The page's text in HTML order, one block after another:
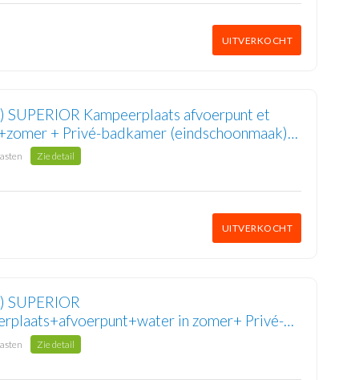
UITVERKOCHT
SUPERIOR Kampeerplaats afvoerpunt et
+ Privé-badkamer (eindschoonmaak)
Zie detail
UITVERKOCHT
SUPERIOR
in zomer+ Privé-
(dagelijkse schoonmaak) 2/8 pers.
Zie detail